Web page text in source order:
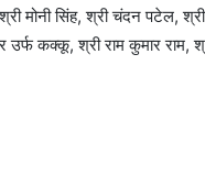
मोनी सिंह, श्री चंदन पटेल,
उर्फ कक्कू, श्री राम कुमार राम,